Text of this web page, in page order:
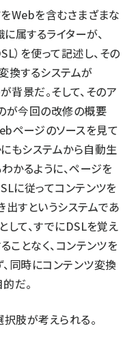
Webを含むさまざまな
属するライターが、
を使って記述し、その
換するシステムが
景だ。そして、そのア
が今回の改修の概要
ページのソースを見て
もシステムから自動生
かるように、ページを
に従ってコンテンツを
出すというシステムであ
して、すでにDSLを覚え
ことなく、コンテンツを
同時にコンテンツ変換
だ。
肢が考えられる。